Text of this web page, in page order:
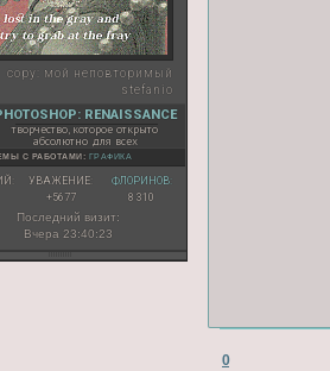
copy:
мой неповторимый
stefanio
RENAISSANCE
творчество, которое открыто
абсолютно для всех
С РАБОТАМИ: ГРАФИКА
УВАЖЕНИЕ:
+5677
ФЛОРИНОВ:
8 310
Последний визит:
Вчера 23:40:23
0